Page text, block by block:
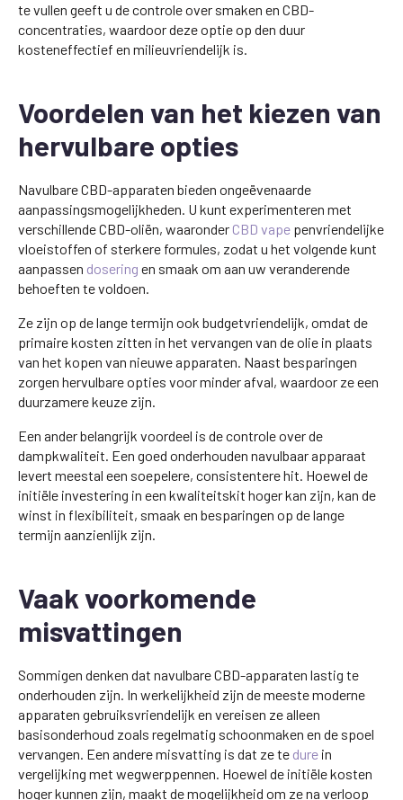
te vullen geeft u de controle over smaken en CBD-
concentraties, waardoor deze optie op den duur
kosteneffectief en milieuvriendelijk is.
Voordelen van het kiezen van
hervulbare opties
Navulbare CBD-apparaten bieden ongeëvenaarde
aanpassingsmogelijkheden. U kunt experimenteren met
verschillende CBD-oliën, waaronder CBD vape penvriendelijke
vloeistoffen of sterkere formules, zodat u het volgende kunt
aanpassen dosering en smaak om aan uw veranderende
behoeften te voldoen.
Ze zijn op de lange termijn ook budgetvriendelijk, omdat de
primaire kosten zitten in het vervangen van de olie in plaats
van het kopen van nieuwe apparaten. Naast besparingen
zorgen hervulbare opties voor minder afval, waardoor ze een
duurzamere keuze zijn.
Een ander belangrijk voordeel is de controle over de
dampkwaliteit. Een goed onderhouden navulbaar apparaat
levert meestal een soepelere, consistentere hit. Hoewel de
initiële investering in een kwaliteitskit hoger kan zijn, kan de
winst in flexibiliteit, smaak en besparingen op de lange
termijn aanzienlijk zijn.
Vaak voorkomende
misvattingen
Sommigen denken dat navulbare CBD-apparaten lastig te
onderhouden zijn. In werkelijkheid zijn de meeste moderne
apparaten gebruiksvriendelijk en vereisen ze alleen
basisonderhoud zoals regelmatig schoonmaken en de spoel
vervangen. Een andere misvatting is dat ze te dure in
vergelijking met wegwerppennen. Hoewel de initiële kosten
hoger kunnen zijn, maakt de mogelijkheid om ze na verloop